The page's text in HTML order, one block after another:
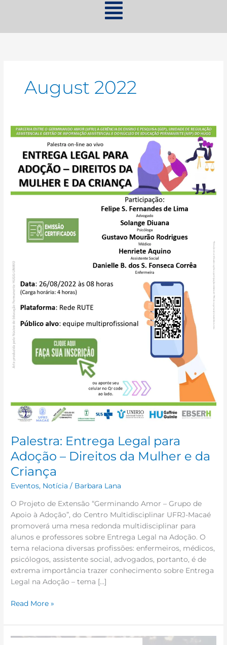
August 2022
Palestra: Entrega Legal para
Adoção – Direitos da Mulher e da
Criança
Eventos, Notícia / Barbara Lana
O Projeto de Extensão “Germinando Amor – Grupo de
Apoio à Adoção”, do Centro Multidisciplinar UFRJ-Macaé
promoverá uma mesa redonda multidisciplinar para
alunos e professores sobre Entrega Legal na Adoção. O
tema relaciona diversas profissões: enfermeiros, médicos,
psicólogos, assistente social, advogados, portanto, é de
extrema importância trazer conhecimento sobre Entrega
Legal na Adoção – tema […]
Palestra:
Legal
para
Adoção
Direitos
Mulher
Read More »